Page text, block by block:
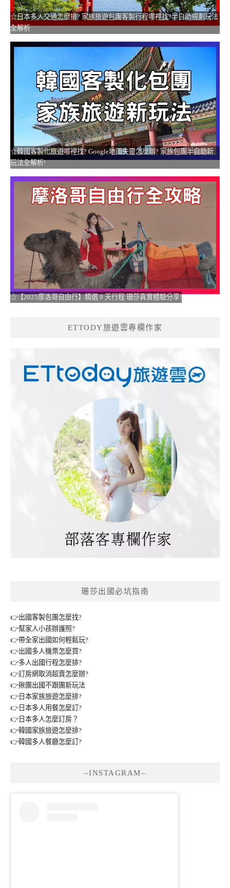
☆日本多人交通怎麼排? 家族旅遊包團客製行程哪裡找?半自助規劃玩法
全解析
☆韓國客製化旅遊哪裡找? Google地圖失靈怎麼辦? 家族包團半自助新
玩法全解析!
☆【2025摩洛哥自由行】精選 9 天行程 珊莎真實體驗分享!
ETTODY旅遊雲專欄作家
珊莎出國必坑指南
👉出國客製包團怎麼找?
👉幫家人小孩辦護照?
👉帶全家出國如何輕鬆玩?
👉出國多人機票怎麼買?
👉多人出國行程怎麼排?
👉訂房網取消超賣怎麼辦?
👉揪團出國不跟團新玩法
👉日本家族旅遊怎麼排?
👉日本多人用餐怎麼訂?
👉日本多人怎麼訂房？
👉韓國家族旅遊怎麼排?
👉韓國多人餐廳怎麼訂?
–INSTAGRAM–